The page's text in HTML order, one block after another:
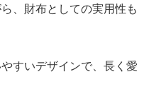
、財布としての実用性も
すいデザインで、長く愛